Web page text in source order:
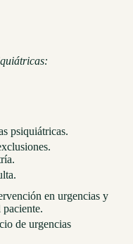
psiquiátricas.
en urgencias y
de urgencias